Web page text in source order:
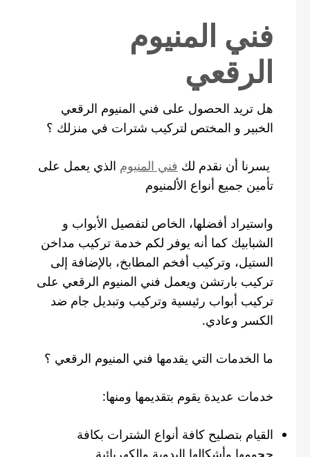
فني المنيوم
الرقعي
هل تريد الحصول على فني المنيوم الرقعي
الخبير و المختص لتركيب شترات في منزلك ؟
يسرنا أن نقدم لك فني المنيوم الذي يعمل على
تأمين جميع أنواع الألمنيوم
واستيراد أفضلها، الخاص لتفصيل الأبواب و
الشبابيك كما أنه يوفر لكم خدمة تركيب مداخن
الستيل، وتركيب أفخم المطابخ، بالإضافة إلى
تركيب بارتشن ويعمل فني المنيوم الرقعي على
تركيب أبواب رئيسية وتركيب وتبديل جام ضد
الكسر وعادي.
ما الخدمات التي يقدمها فني المنيوم الرقعي ؟
خدمات عديدة يقوم بتقديمها ومنها:
القيام بتصليح كافة أنواع الشترات بكافة
حجومها وأشكالها اليدوية والكهربائية